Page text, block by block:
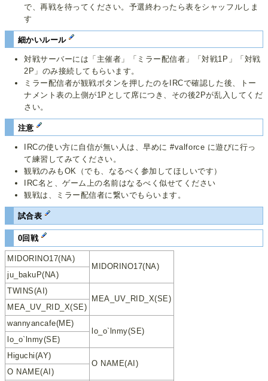
で、再戦を待ってください。予選終わったら表をシャッフルしま
す
細かいルール
対戦サーバーには「主催者」「ミラー配信者」「対戦1P」「対戦
2P」のみ接続してもらいます。
ミラー配信者が観戦ボタンを押したのをIRCで確認した後、トー
ナメント表の上側が1Pとして席につき、その後2Pが乱入してくだ
さい。
注意
IRCの使い方に自信が無い人は、早めに #valforce に遊びに行っ
て練習してみてください。
観戦のみもOK（でも、なるべく参加してほしいです）
IRC名と、ゲーム上の名前はなるべく似せてください
観戦は、ミラー配信者に繋いでもらいます。
試合表
0回戦
MIDORINO17(NA)
MIDORINO17(NA)
ju_bakuP(NA)
TWINS(AI)
MEA_UV_RID_X(SE)
MEA_UV_RID_X(SE)
wannyancafe(ME)
lo_o`lnmy(SE)
lo_o`lnmy(SE)
Higuchi(AY)
O NAME(AI)
O NAME(AI)